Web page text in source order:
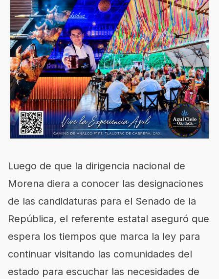
Luego de que la dirigencia nacional de
Morena diera a conocer las designaciones
de las candidaturas para el Senado de la
República, el referente estatal aseguró que
espera los tiempos que marca la ley para
continuar visitando las comunidades del
estado para escuchar las necesidades de